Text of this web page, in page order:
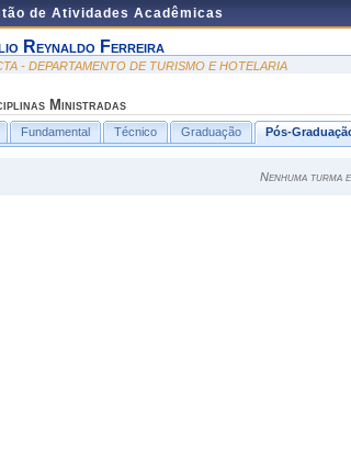
de Atividades Acadêmicas
Reynaldo Ferreira
- DEPARTAMENTO DE TURISMO E HOTELARIA
Ministradas
Fundamental Técnico Graduação Pós-
Nenhuma turma